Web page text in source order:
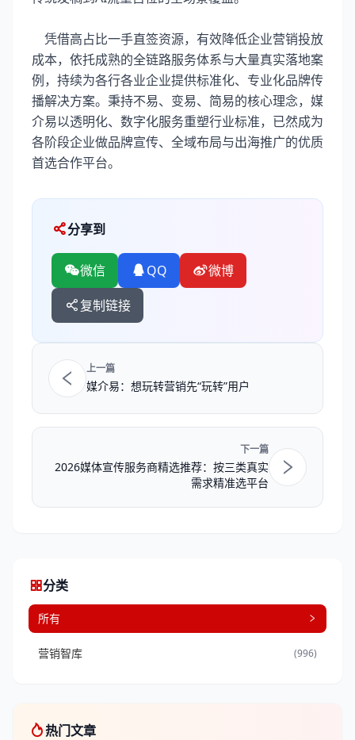
凭借高占比一手直签资源，有效降低企业营销投放
成本，依托成熟的全链路服务体系与大量真实落地案
例，持续为各行各业企业提供标准化、专业化品牌传
播解决方案。秉持不易、变易、简易的核心理念，媒
介易以透明化、数字化服务重塑行业标准，已然成为
各阶段企业做品牌宣传、全域布局与出海推广的优质
首选合作平台。
分享到
微信 QQ
微博
复制链接
上一篇
媒介易：想玩转营销先“玩转”用户
下一篇
2026媒体宣传服务商精选推荐：按三类真实
需求精准选平台
分类
所有
营销智库 (996)
热门文章